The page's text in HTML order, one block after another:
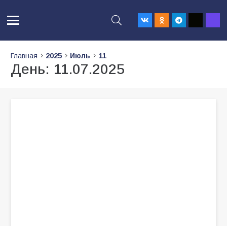
Главная 2025 Июль 11
День: 11.07.2025